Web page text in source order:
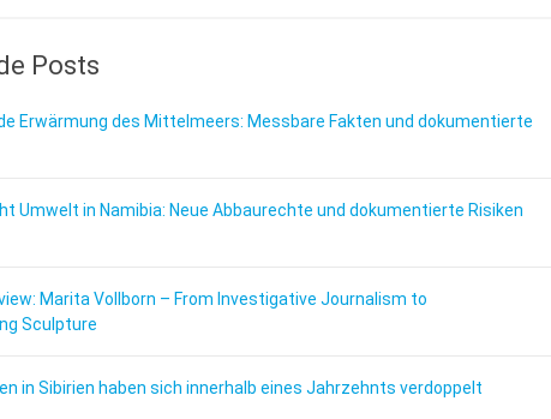
Posts
Erwärmung des Mittelmeers: Messbare Fakten und dokumentierte
Umwelt in Namibia: Neue Abbaurechte und dokumentierte Risiken
Marita Vollborn – From Investigative Journalism to
Sculpture
in Sibirien haben sich innerhalb eines Jahrzehnts verdoppelt